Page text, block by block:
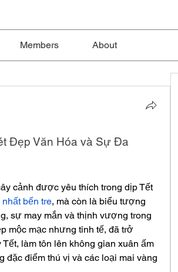
Members About
Đẹp Văn Hóa và Sự Đa
cảnh được yêu thích trong dịp Tết
bến tre, mà còn là biểu tượng
sự may mắn và thịnh vượng trong
mộc mạc nhưng tinh tế, đã trở
làm tôn lên không gian xuân ấm
đặc điểm thú vị và các loại mai vàng